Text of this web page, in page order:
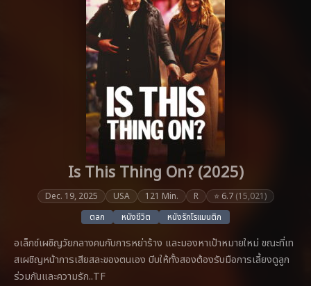
Is This Thing On? (2025)
Dec. 19, 2025 USA 121 Min. R ⭐ 6.7 (15,021)
ตลก
หนังชีวิต หนังรักโรแมนติก
อเล็กซ์เผชิญวัยกลางคนกับการหย่าร้าง และมองหาเป้าหมายใหม่ ขณะที่เท
สเผชิญหน้าการเสียสละของตนเอง บีบให้ทั้งสองต้องรับมือการเลี้ยงดูลูก
ร่วมกันและความรัก..TF